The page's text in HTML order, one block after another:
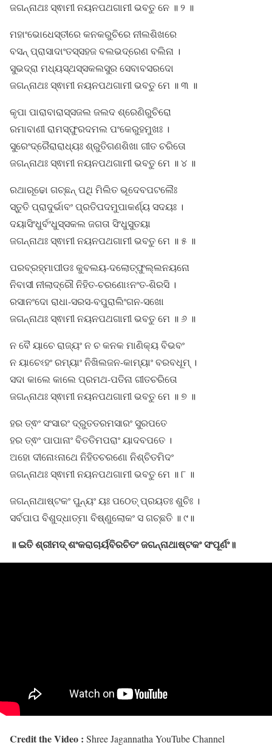
ଜଗନ୍ନାଥଃ ସ୍ଵାମୀ ନୟନପଥଗାମୀ ଭବତୁ ନେ ॥ ୨ ॥
ମହାଂଭୋଧେସ୍ତୀରେ କନକରୁଚିରେ ନୀଲଶିଖରେ
ବସନ୍ ପ୍ରାସାଦାଂତସ୍ସହଜ ବଲଭଦ୍ରେଣ ବଲିନା ।
ସୁଭଦ୍ରା ମଧ୍ୟସ୍ଥସ୍ସକଲସୁର ସେବାବସରଦୋ
ଜଗନ୍ନାଥଃ ସ୍ଵାମୀ ନୟନପଥଗାମୀ ଭବତୁ ମେ ॥ ୩ ॥
କୃପା ପାରାବାରାସ୍ସଜଲ ଜଲଦ ଶ୍ରେଣିରୁଚିରୋ
ରମାବାଣୀ ରାମସ୍ଫୁରଦମଲ ପଂକେରୁହମୁଖଃ ।
ସୁରେଂଦ୍ରୈରାରାଧ୍ୟଃ ଶ୍ରୁତିଗଣଶିଖା ଗୀତ ଚରିତୋ
ଜଗନ୍ନାଥଃ ସ୍ଵାମୀ ନୟନପଥଗାମୀ ଭବତୁ ମେ ॥ ୪ ॥
ରଥାରୂଢୋ ଗଚ୍ଛନ୍ ପଥି ମିଲିତ ଭୂଦେବପଟଲୈଃ
ସ୍ତୁତି ପ୍ରାଦୁର୍ଭାବଂ ପ୍ରତିପଦମୁପାକର୍ଣ୍ୟ ସଦୟଃ ।
ଦୟାସିଂଧୁର୍ବଂଧୁସ୍ସକଲ ଜଗତା ସିଂଧୁସୁତୟା
ଜଗନ୍ନାଥଃ ସ୍ଵାମୀ ନୟନପଥଗାମୀ ଭବତୁ ମେ ॥ ୫ ॥
ପରବ୍ରହ୍ମାପୀଡଃ କୁବଲୟ-ଦଲୋତ୍ଫୁଲ୍ଲନୟନୋ
ନିବାସୀ ନୀଲାଦ୍ରୌ ନିହିତ-ଚରଣୋଽନଂତ-ଶିରସି ।
ରସାନଂଦୋ ରାଧା-ସରସ-ବପୁରାଲିଂଗନ-ସଖୋ
ଜଗନ୍ନାଥଃ ସ୍ଵାମୀ ନୟନପଥଗାମୀ ଭବତୁ ମେ ॥ ୬ ॥
ନ ବୈ ୟାଚେ ରାଜ୍ୟଂ ନ ଚ କନକ ମାଣିକ୍ୟ ବିଭବଂ
ନ ୟାଚେଽହଂ ରମ୍ୟାଂ ନିଖିଲଜନ-କାମ୍ୟାଂ ବରବଧୂମ୍ ।
ସଦା କାଲେ କାଲେ ପ୍ରମଥ-ପତିନା ଗୀତଚରିତୋ
ଜଗନ୍ନାଥଃ ସ୍ଵାମୀ ନୟନପଥଗାମୀ ଭବତୁ ମେ ॥ ୭ ॥
ହର ତ୍ଵଂ ସଂସାରଂ ଦ୍ରୁତତରମସାରଂ ସୁରପତେ
ହର ତ୍ଵଂ ପାପାନାଂ ବିତତିମପରାଂ ୟାଦବପତେ ।
ଅହୋ ଦୀନୋଽନାଥେ ନିହିତଚରଣୋ ନିଶ୍ଚିତମିଦଂ
ଜଗନ୍ନାଥଃ ସ୍ଵାମୀ ନୟନପଥଗାମୀ ଭବତୁ ମେ ॥ ୮ ॥
ଜଗନ୍ନାଥାଷ୍ଟକଂ ପୁନ୍ୟଂ ୟଃ ପଠେତ୍ ପ୍ରୟତଃ ଶୁଚିଃ ।
ସର୍ବପାପ ବିଶୁଦ୍ଧାତ୍ମା ବିଷ୍ଣୁଲୋକଂ ସ ଗଚ୍ଛତି ॥ ୯॥
॥ ଇତି ଶ୍ରୀମଦ୍ ଶଂକରାଚାର୍ୟବିରଚିତଂ ଜଗନ୍ନାଥାଷ୍ଟକଂ ସଂପୂର୍ଣଂ॥
Credit the Video : Shree Jagannatha YouTube Channel